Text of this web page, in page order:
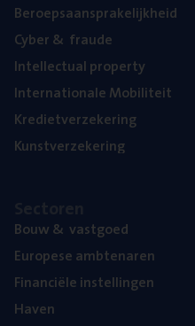
Beroeps­aan­spra­ke­lijk­heid
Cyber& fraude
Intel­lec­tu­al property
Inter­na­ti­o­na­le Mobiliteit
Kre­diet­ver­ze­ke­ring
Kunst­ver­ze­ke­ring
Bouw& vastgoed
Euro­pe­se ambtenaren
Finan­ci­ë­le instellingen
Haven